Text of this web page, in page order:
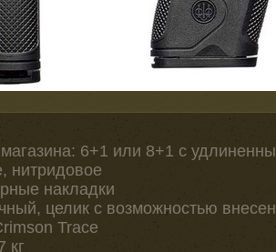
6+1 или 8+1 с
нитридовое
накладки
целик с возможностью
Trace
кг